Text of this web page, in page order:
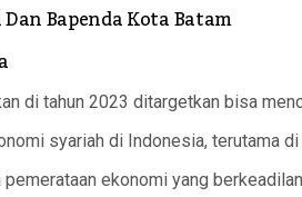
Bapenda Kota Batam
di tahun 2023 ditargetkan bisa
syariah di Indonesia, terutama
ekonomi yang